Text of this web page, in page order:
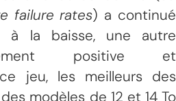
failure rates) a continué
à la baisse, une autre
positive et
jeu, les meilleurs des
modèles de 12 et 14 To